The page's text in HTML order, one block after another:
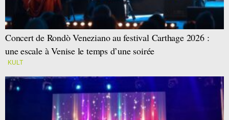
Concert de Rondò Veneziano au festival Carthage 2026 :
une escale à Venise le temps d’une soirée
KULT